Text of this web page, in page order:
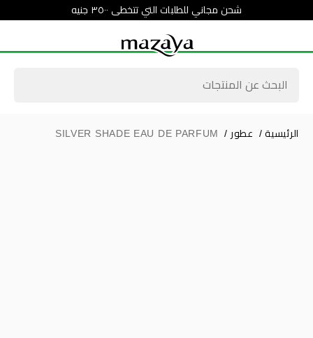
شحن مجاني للطلبات التي تتخطى ٣٥٠٠ جنيه
الرئيسية / عطور /
SILVER SHADE EAU DE PARFUM